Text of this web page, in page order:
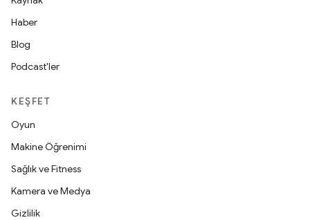
Haber
Blog
Podcast'ler
KEŞFET
Oyun
Makine Öğrenimi
Sağlık ve Fitness
Kamera ve Medya
Gizlilik